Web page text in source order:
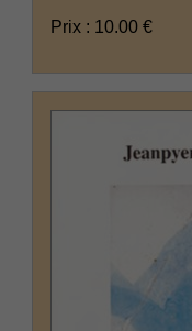
Prix : 10.00 €